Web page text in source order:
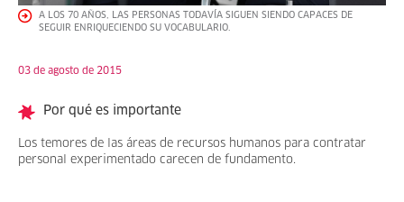
A LOS 70 AÑOS, LAS PERSONAS TODAVÍA SIGUEN SIENDO CAPACES DE
SEGUIR ENRIQUECIENDO SU VOCABULARIO.
03 de agosto de 2015
Por qué es importante
Los temores de las áreas de recursos humanos para contratar
personal experimentado carecen de fundamento.